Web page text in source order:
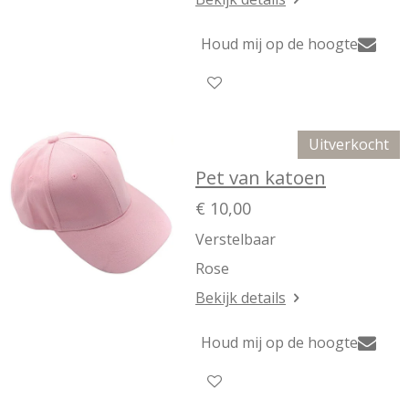
Houd mij op de hoogte
Uitverkocht
Pet van katoen
€ 10,00
Verstelbaar
Rose
Bekijk details
Houd mij op de hoogte